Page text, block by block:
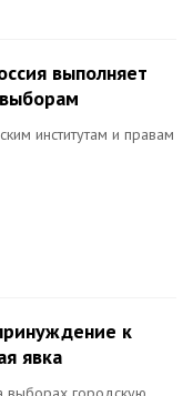
выполняет
институтам и правам
к
явка